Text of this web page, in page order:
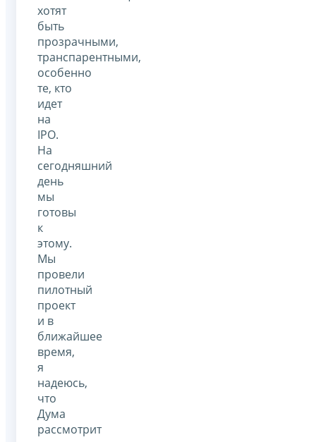
хотят
быть
прозрачными,
транспарентными,
особенно
те, кто
идет
на
IPO.
На
сегодняшний
день
мы
готовы
к
этому.
Мы
провели
пилотный
проект
и в
ближайшее
время,
я
надеюсь,
что
Дума
рассмотрит